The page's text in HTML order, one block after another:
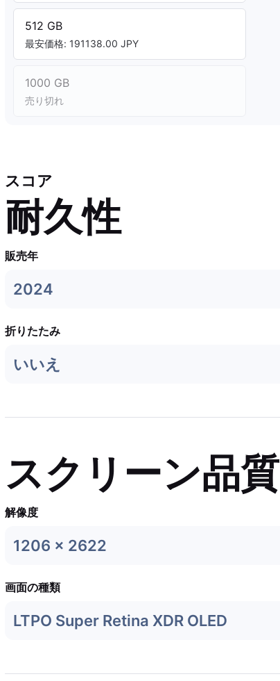
512 GB
最安価格: 191138.00 JPY
1000 GB
売り切れ
スコア
耐久性
販売年
2024
折りたたみ
いいえ
スクリーン品質
解像度
1206 x 2622
画面の種類
LTPO Super Retina XDR OLED